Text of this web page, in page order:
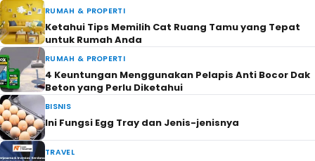
RUMAH & PROPERTI
Ketahui Tips Memilih Cat Ruang Tamu yang Tepat
untuk Rumah Anda
RUMAH & PROPERTI
4 Keuntungan Menggunakan Pelapis Anti Bocor Dak
Beton yang Perlu Diketahui
BISNIS
Ini Fungsi Egg Tray dan Jenis-jenisnya
TRAVEL